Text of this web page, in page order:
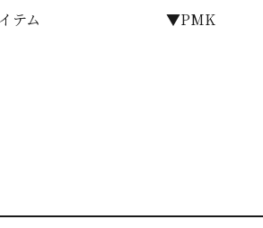
テム ▼PMK